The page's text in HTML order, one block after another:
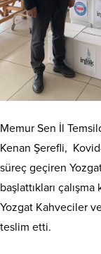
Memur Sen İl
Kenan Şerefli, Kovid-
süreç geçiren
başlattıkları
Yozgat Kahveciler
teslim etti.